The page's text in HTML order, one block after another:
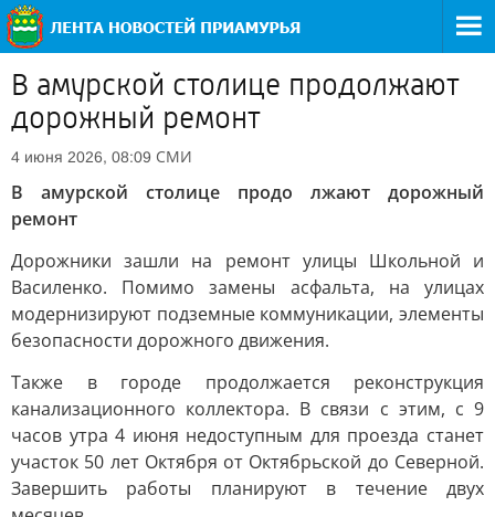
В амурской столице продолжают
дорожный ремонт
4 июня 2026, 08:09 СМИ
В амурской столице продо лжают дорожный
ремонт
Дорожники зашли на ремонт улицы Школьной и
Василенко. Помимо замены асфальта, на улицах
модернизируют подземные коммуникации, элементы
безопасности дорожного движения.
Также в городе продолжается реконструкция
канализационного коллектора. В связи с этим, с 9
часов утра 4 июня недоступным для проезда станет
участок 50 лет Октября от Октябрьской до Северной.
Завершить работы планируют в течение двух